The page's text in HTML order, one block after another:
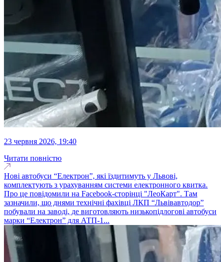
23 червня 2026, 19:40
Читати повністю
Нові автобуси “Електрон”, які їздитимуть у Львові,
комплектують з урахуванням системи електронного квитка.
Про це повідомили на Facebook-сторінці "ЛеоКарт". Там
зазначили, що днями технічні фахівці ЛКП “Львівавтодор”
побували на заводі, де виготовляють низькопідлогові автобуси
марки “Електрон” для АТП-1...